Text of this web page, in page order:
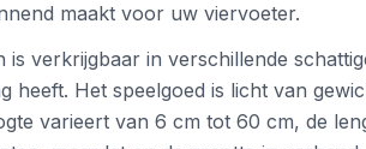
maakt voor uw viervoeter.
verkrijgbaar in verschillende
Het speelgoed is licht van
varieert van 6 cm tot 60 cm, de